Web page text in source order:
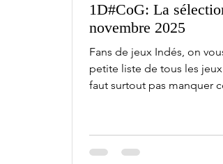
1D#CoG: La
novembre 2025
Fans de jeux Indés, on
petite liste de tous les jeux
faut surtout pas manquer
sélection. Chaque mois, il
de jeux indépendants qui